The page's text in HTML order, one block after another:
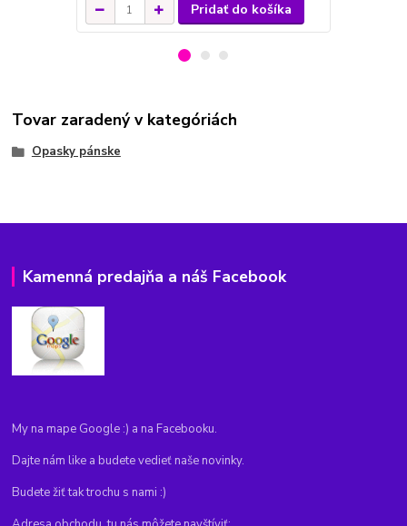
Pridať do košíka
Tovar zaradený v kategóriách
Opasky pánske
Kamenná predajňa a náš Facebook
My na mape Google :) a na Facebooku.
Dajte nám like a budete vedieť naše novinky.
Budete žiť tak trochu s nami :)